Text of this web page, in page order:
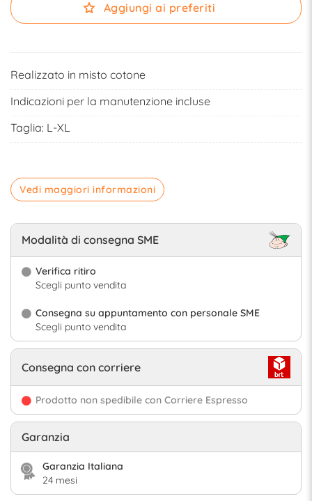
Aggiungi ai preferiti
Realizzato in misto cotone
Indicazioni per la manutenzione incluse
Taglia: L-XL
Vedi maggiori informazioni
Modalità di consegna SME
Verifica ritiro
Scegli punto vendita
Consegna su appuntamento con personale SME
Scegli punto vendita
Consegna con corriere
Prodotto non spedibile con Corriere Espresso
Garanzia
Garanzia Italiana
24 mesi